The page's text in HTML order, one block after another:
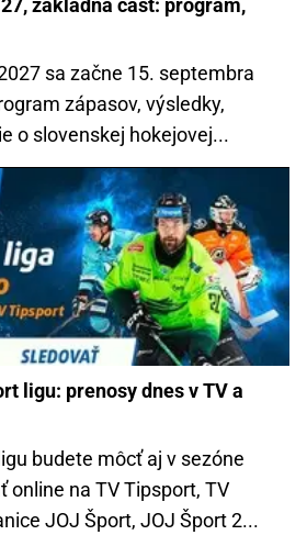
sa začne 15. septembra
zápasov, výsledky,
o slovenskej hokejovej...
ligu: prenosy dnes v TV a
budete môcť aj v sezóne
online na TV Tipsport, TV
JOJ Šport, JOJ Šport 2...